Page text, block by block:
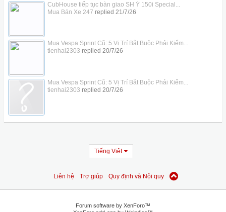
CubHouse tiếp tục bàn giao SH Ý 150i Special...
Mua Bán Xe 247 replied 21/7/26
Mua Vespa Sprint Cũ: 5 Vị Trí Bắt Buộc Phải Kiểm...
tienhai2303 replied 20/7/26
Mua Vespa Sprint Cũ: 5 Vị Trí Bắt Buộc Phải Kiểm...
tienhai2303 replied 20/7/26
Tiếng Việt
Liên hệ Trợ giúp Quy định và Nội quy
Forum software by XenForo™